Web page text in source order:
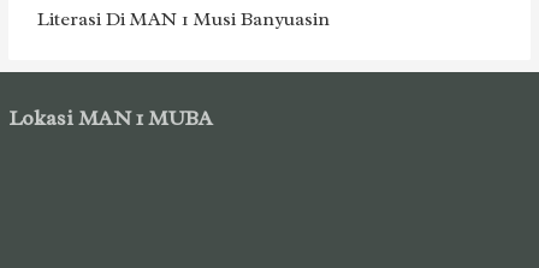
Literasi Di MAN 1 Musi Banyuasin
Lokasi MAN 1 MUBA